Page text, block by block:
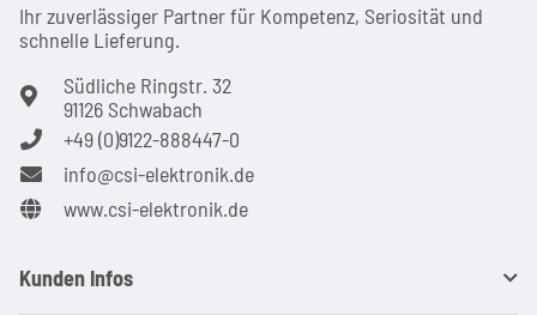
Ihr zuver­läs­siger Partner für Kom­pe­tenz, Seri­osi­tät und
schnel­le Lie­ferung.
Südliche Ringstr. 32
91126 Schwabach
+49 (0)9122-888447-0
info@csi-elektronik.de
www.csi-elektronik.de
Kunden Infos